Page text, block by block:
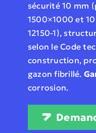
sécurité 10 mm
1500×1000 et
12150-1),
selon le Code
construction,
gazon fibrillé.
corrosion.